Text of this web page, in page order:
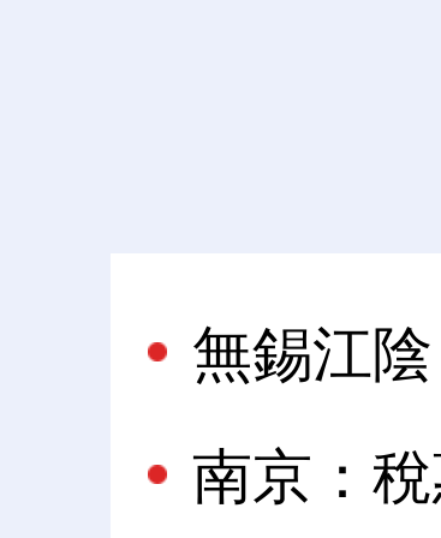
無錫江
南京：